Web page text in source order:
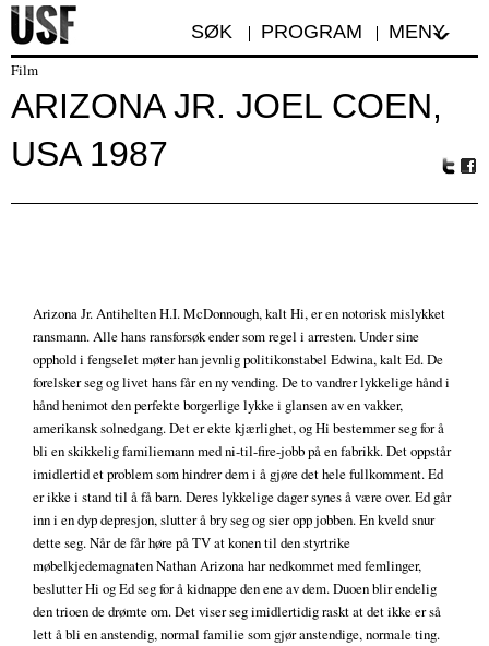
SØK PROGRAM MENY
Film
ARIZONA JR. JOEL COEN,
USA 1987
Arizona Jr. Antihelten H.I. McDonnough, kalt Hi, er en notorisk mislykket
ransmann. Alle hans ransforsøk ender som regel i arresten. Under sine
opphold i fengselet møter han jevnlig politikonstabel Edwina, kalt Ed. De
forelsker seg og livet hans får en ny vending. De to vandrer lykkelige hånd i
hånd henimot den perfekte borgerlige lykke i glansen av en vakker,
amerikansk solnedgang. Det er ekte kjærlighet, og Hi bestemmer seg for å
bli en skikkelig familiemann med ni-til-fire-jobb på en fabrikk. Det oppstår
imidlertid et problem som hindrer dem i å gjøre det hele fullkomment. Ed
er ikke i stand til å få barn. Deres lykkelige dager synes å være over. Ed går
inn i en dyp depresjon, slutter å bry seg og sier opp jobben. En kveld snur
dette seg. Når de får høre på TV at konen til den styrtrike
møbelkjedemagnaten Nathan Arizona har nedkommet med femlinger,
beslutter Hi og Ed seg for å kidnappe den ene av dem. Duoen blir endelig
den trioen de drømte om. Det viser seg imidlertidig raskt at det ikke er så
lett å bli en anstendig, normal familie som gjør anstendige, normale ting.